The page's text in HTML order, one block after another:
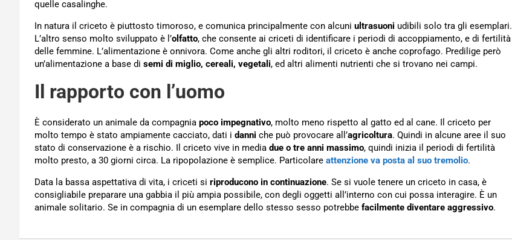
quelle casalinghe.
In natura il criceto è piuttosto timoroso, e comunica principalmente con alcuni ultrasuoni udibili solo tra gli esemplari.
L’altro senso molto sviluppato è l’olfatto, che consente ai criceti di identificare i periodi di accoppiamento, e di fertilità
delle femmine. L’alimentazione è onnivora. Come anche gli altri roditori, il criceto è anche coprofago. Predilige però
un’alimentazione a base di semi di miglio, cereali, vegetali, ed altri alimenti nutrienti che si trovano nei campi.
Il rapporto con l’uomo
È considerato un animale da compagnia poco impegnativo, molto meno rispetto al gatto ed al cane. Il criceto per
molto tempo è stato ampiamente cacciato, dati i danni che può provocare all’agricoltura. Quindi in alcune aree il suo
stato di conservazione è a rischio. Il criceto vive in media due o tre anni massimo, quindi inizia il periodi di fertilità
molto presto, a 30 giorni circa. La ripopolazione è semplice. Particolare attenzione va posta al suo tremolio.
Data la bassa aspettativa di vita, i criceti si riproducono in continuazione. Se si vuole tenere un criceto in casa, è
consigliabile preparare una gabbia il più ampia possibile, con degli oggetti all’interno con cui possa interagire. È un
animale solitario. Se in compagnia di un esemplare dello stesso sesso potrebbe facilmente diventare aggressivo.